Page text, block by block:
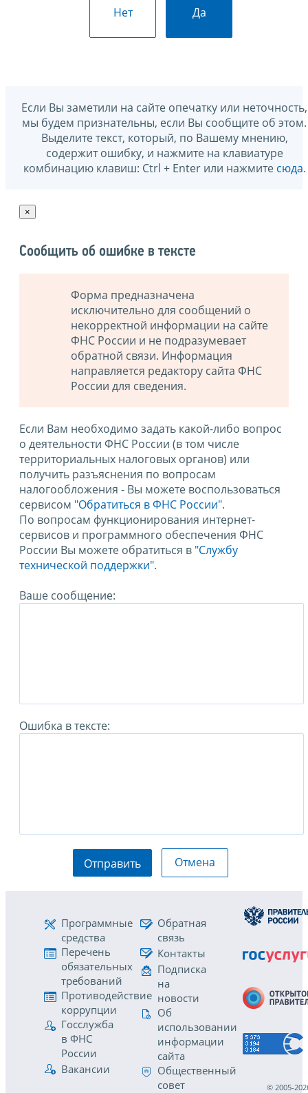
Нет Да
Если Вы заметили на сайте опечатку или неточность,
мы будем признательны, если Вы сообщите об этом.
Выделите текст, который, по Вашему мнению,
содержит ошибку, и нажмите на клавиатуре
комбинацию клавиш: Ctrl + Enter или нажмите сюда.
×
Сообщить об ошибке в тексте
Форма предназначена
исключительно для сообщений о
некорректной информации на сайте
ФНС России и не подразумевает
обратной связи. Информация
направляется редактору сайта ФНС
России для сведения.
Если Вам необходимо задать какой-либо вопрос
о деятельности ФНС России (в том числе
территориальных налоговых органов) или
получить разъяснения по вопросам
налогообложения - Вы можете воспользоваться
сервисом "Обратиться в ФНС России".
По вопросам функционирования интернет-
сервисов и программного обеспечения ФНС
России Вы можете обратиться в "Службу
технической поддержки".
Ваше сообщение:
Ошибка в тексте:
Отправить Отмена
Программные
средства
Перечень
обязательных
требований
Противодействие
коррупции
Госслужба
в ФНС
России
Вакансии
Обратная
связь
Контакты
Подписка
на
новости
Об
использовании
информации
сайта
Общественный
совет
© 2005-